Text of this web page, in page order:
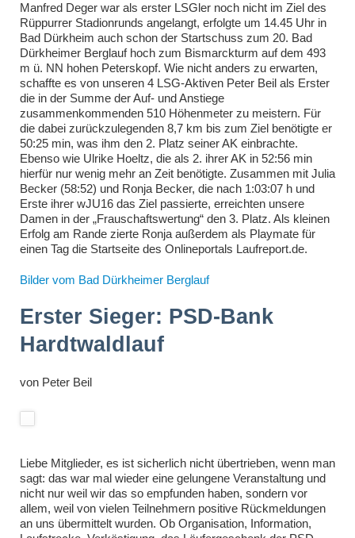
Manfred Deger war als erster LSGler noch nicht im Ziel des
Rüppurrer Stadionrunds angelangt, erfolgte um 14.45 Uhr in
Bad Dürkheim auch schon der Startschuss zum 20. Bad
Dürkheimer Berglauf hoch zum Bismarckturm auf dem 493
m ü. NN hohen Peterskopf. Wie nicht anders zu erwarten,
schaffte es von unseren 4 LSG-Aktiven Peter Beil als Erster
die in der Summe der Auf- und Anstiege
zusammenkommenden 510 Höhenmeter zu meistern. Für
die dabei zurückzulegenden 8,7 km bis zum Ziel benötigte er
50:25 min, was ihm den 2. Platz seiner AK einbrachte.
Ebenso wie Ulrike Hoeltz, die als 2. ihrer AK in 52:56 min
hierfür nur wenig mehr an Zeit benötigte. Zusammen mit Julia
Becker (58:52) und Ronja Becker, die nach 1:03:07 h und
Erste ihrer wJU16 das Ziel passierte, erreichten unsere
Damen in der „Frauschaftswertung“ den 3. Platz. Als kleinen
Erfolg am Rande zierte Ronja außerdem als Playmate für
einen Tag die Startseite des Onlineportals Laufreport.de.
Bilder vom Bad Dürkheimer Berglauf
Erster Sieger: PSD-Bank
Hardtwaldlauf
von Peter Beil
Liebe Mitglieder, es ist sicherlich nicht übertrieben, wenn man
sagt: das war mal wieder eine gelungene Veranstaltung und
nicht nur weil wir das so empfunden haben, sondern vor
allem, weil von vielen Teilnehmern positive Rückmeldungen
an uns übermittelt wurden. Ob Organisation, Information,